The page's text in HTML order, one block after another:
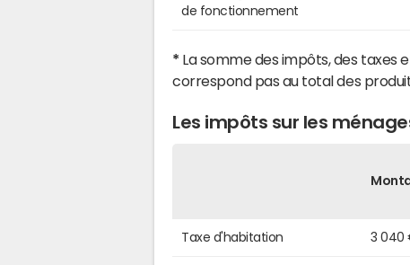
de fonctionnement
* La somme des impôts, des
correspond pas au total des
Les impôts sur les
Taxe d'habitation 3 040